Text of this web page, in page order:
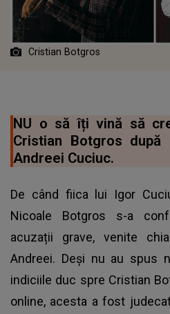
Cristian Botgros
NU o să îți vină să
Cristian Botgros după
Andreei Cuciuc.
De când fiica lui Igor
Nicoale Botgros s-a
acuzații grave, venite
Andreei. Deși nu au spus
indiciile duc spre Cristian
online, acesta a fost